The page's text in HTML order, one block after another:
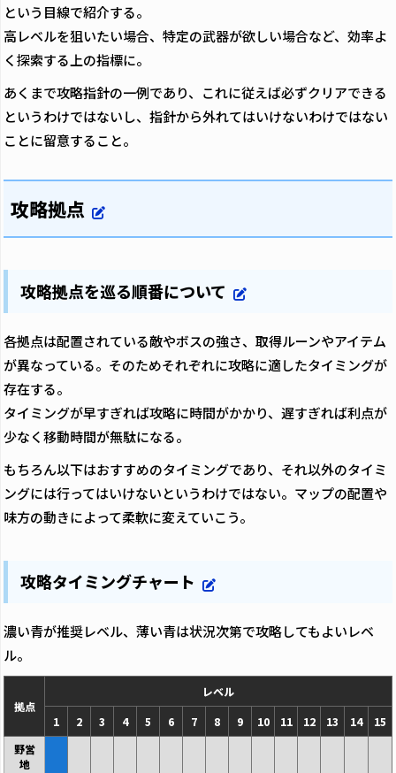
という目線で紹介する。
高レベルを狙いたい場合、特定の武器が欲しい場合など、効率よ
く探索する上の指標に。
あくまで攻略指針の一例であり、これに従えば必ずクリアできる
というわけではないし、指針から外れてはいけないわけではない
ことに留意すること。
攻略拠点
攻略拠点を巡る順番について
各拠点は配置されている敵やボスの強さ、取得ルーンやアイテム
が異なっている。そのためそれぞれに攻略に適したタイミングが
存在する。
タイミングが早すぎれば攻略に時間がかかり、遅すぎれば利点が
少なく移動時間が無駄になる。
もちろん以下はおすすめのタイミングであり、それ以外のタイミ
ングには行ってはいけないというわけではない。マップの配置や
味方の動きによって柔軟に変えていこう。
攻略タイミングチャート
濃い青が推奨レベル、薄い青は状況次第で攻略してもよいレベ
ル。
拠点
レベル
1
2 3 4 5 6 7 8 9 10 11 12 13 14
15
野営
地